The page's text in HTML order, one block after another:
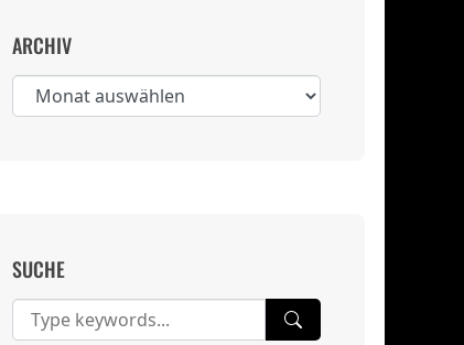
ARCHIV
Archiv
SUCHE